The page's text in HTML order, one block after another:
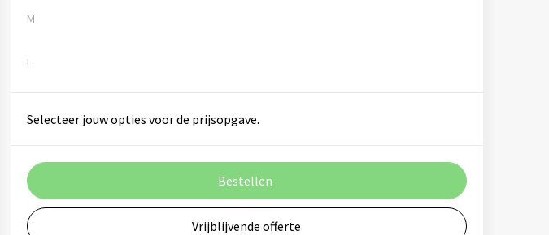
M
L
Selecteer jouw opties voor de prijsopgave.
Bestellen
Vrijblijvende offerte